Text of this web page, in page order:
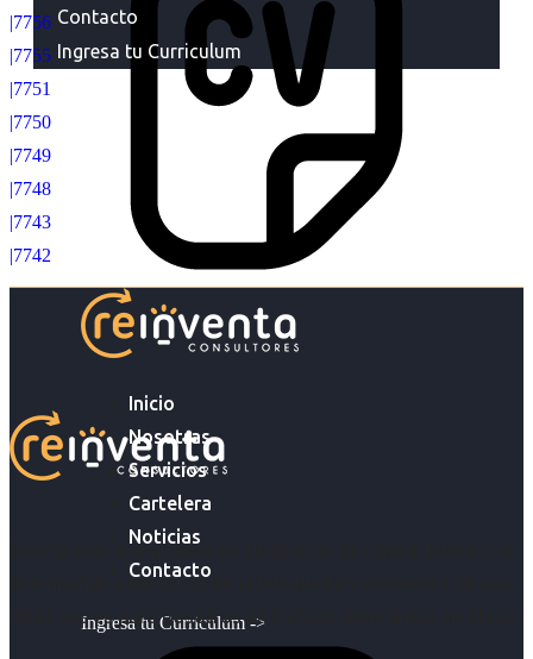
Inicio
Nosotras
Servicios
Cartelera
Noticias
Contacto
Ingresa tu Curriculum ->
Contacto
Ingresa tu Curriculum
|7756
|7755
|7751
|7750
|7749
|7748
|7743
|7742
Acompañar a empresas en su gestión de capital humano y
acompañar a personas en la búsqueda y encuentro de sus
objetivos es para nosotros un trabajo, pero antes un placer.